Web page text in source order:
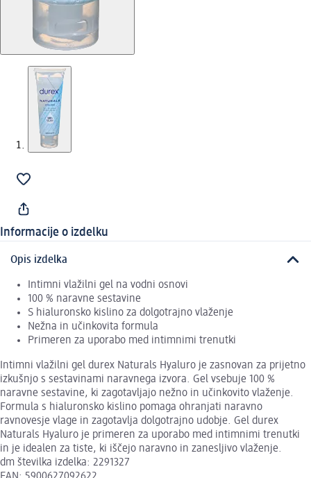
Informacije o izdelku
Opis izdelka
Intimni vlažilni gel na vodni osnovi
100 % naravne sestavine
S hialuronsko kislino za dolgotrajno vlaženje
Nežna in učinkovita formula
Primeren za uporabo med intimnimi trenutki
Intimni vlažilni gel durex Naturals Hyaluro je zasnovan za prijetno
izkušnjo s sestavinami naravnega izvora. Gel vsebuje 100 %
naravne sestavine, ki zagotavljajo nežno in učinkovito vlaženje.
Formula s hialuronsko kislino pomaga ohranjati naravno
ravnovesje vlage in zagotavlja dolgotrajno udobje. Gel durex
Naturals Hyaluro je primeren za uporabo med intimnimi trenutki
in je idealen za tiste, ki iščejo naravno in zanesljivo vlaženje.
dm številka izdelka: 2291327